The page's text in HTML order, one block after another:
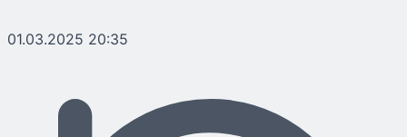
01.03.2025 20:35